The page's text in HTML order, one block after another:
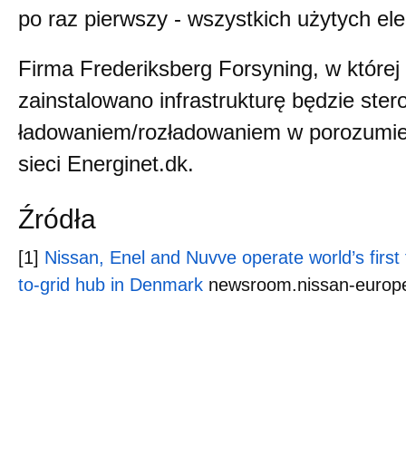
po raz pierwszy - wszystkich użytych
Firma Frederiksberg Forsyning, w której
zainstalowano infrastrukturę będzie
ładowaniem/rozładowaniem w
sieci Energinet.dk.
Źródła
[1] Nissan, Enel and Nuvve operate world’s
to-grid hub in Denmark newsroom.nissan-